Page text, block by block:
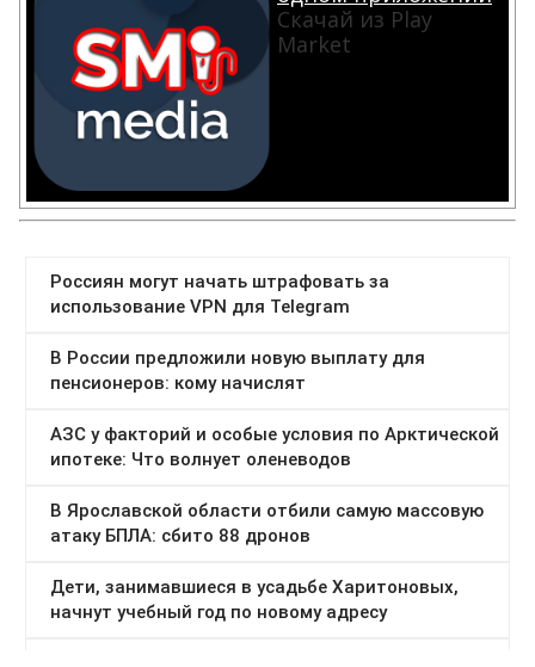
Скачай из Play
Market